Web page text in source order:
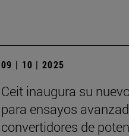
09 | 10 | 2025
Ceit inaugura su
para ensayos
convertidores de